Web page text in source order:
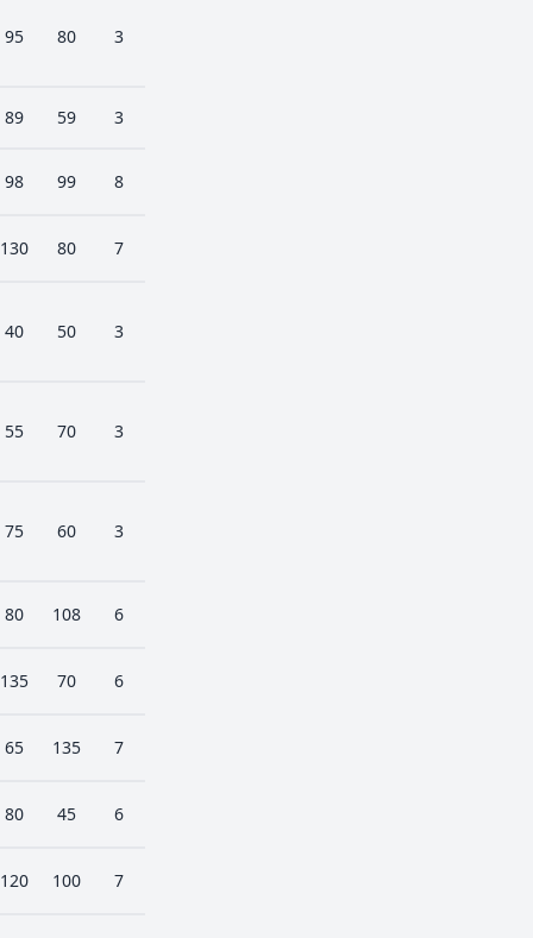
95 80 3
89 59 3
98 99 8
130 80 7
40 50 3
55 70 3
75 60 3
80 108 6
135 70 6
65 135 7
80 45 6
120 100 7